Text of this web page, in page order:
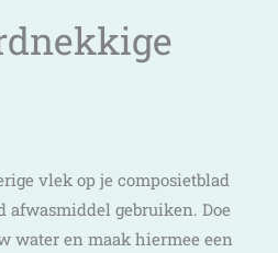
vlek op je composietblad
afwasmiddel gebruiken. Doe
water en maak hiermee een